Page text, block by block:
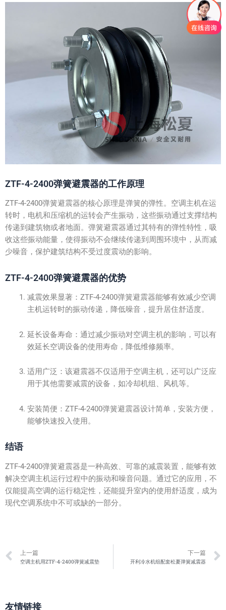
ZTF-4-2400弹簧避震器的工作原理
ZTF-4-2400弹簧避震器的核心原理是弹簧的弹性。空调主机在运
转时，电机和压缩机的运转会产生振动，这些振动通过支撑结构
传递到建筑物或者地面。弹簧避震器通过其特有的弹性特性，吸
收这些振动能量，使得振动不会继续传递到周围环境中，从而减
少噪音，保护建筑结构不受过度震动的影响。
ZTF-4-2400弹簧避震器的优势
减震效果显著：ZTF-4-2400弹簧避震器能够有效减少空调
主机运转时的振动传递，降低噪音，提升居住舒适度。
延长设备寿命：通过减少振动对空调主机的影响，可以有
效延长空调设备的使用寿命，降低维修频率。
适用广泛：该避震器不仅适用于空调主机，还可以广泛应
用于其他需要减震的设备，如冷却机组、风机等。
安装简便：ZTF-4-2400弹簧避震器设计简单，安装方便，
能够快速投入使用。
结语
ZTF-4-2400弹簧避震器是一种高效、可靠的减震装置，能够有效
解决空调主机运行过程中的振动和噪音问题。通过它的应用，不
仅能提高空调的运行稳定性，还能提升室内的使用舒适度，成为
现代空调系统中不可或缺的一部分。
Prev
上一篇
空调主机用ZTF-4-2400弹簧减震垫
下一篇
开利冷水机组配套松夏弹簧减震器
友情链接